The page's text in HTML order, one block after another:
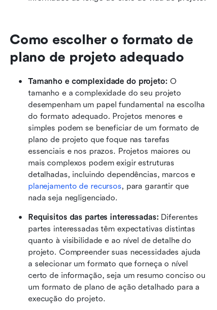
Como escolher o formato de
plano de projeto adequado
Tamanho e complexidade do projeto: O
tamanho e a complexidade do seu projeto
desempenham um papel fundamental na escolha
do formato adequado. Projetos menores e
simples podem se beneficiar de um formato de
plano de projeto que foque nas tarefas
essenciais e nos prazos. Projetos maiores ou
mais complexos podem exigir estruturas
planejamento de recursos, para garantir que
nada seja negligenciado.
Requisitos das partes interessadas: Diferentes
partes interessadas têm expectativas distintas
quanto à visibilidade e ao nível de detalhe do
projeto. Compreender suas necessidades ajuda
a selecionar um formato que forneça o nível
certo de informação, seja um resumo conciso ou
um formato de plano de ação detalhado para a
execução do projeto.